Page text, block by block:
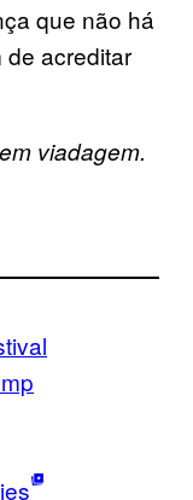
que não há
acreditar
viadagem.